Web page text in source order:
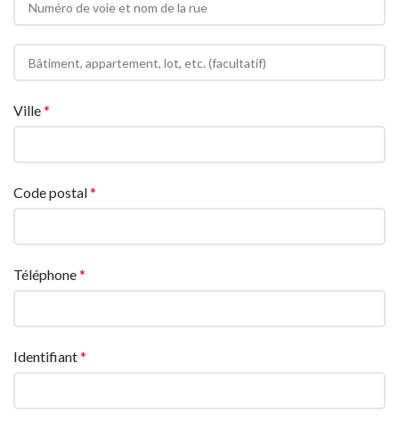
appartement,
etc.
Ville*
Code postal*
Téléphone*
Identifiant*